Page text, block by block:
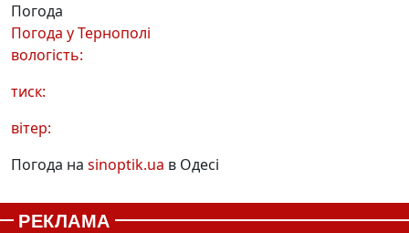
Погода
Погода уТернополі
вологість:
тиск:
вітер:
Погода на sinoptik.ua в Одесі
РЕКЛАМА